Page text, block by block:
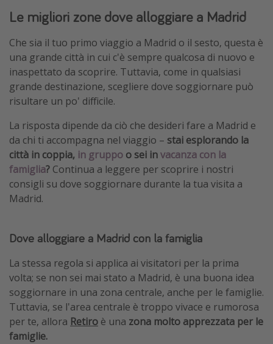
Le migliori zone dove alloggiare a Madrid
Che sia il tuo primo viaggio a Madrid o il sesto, questa è
una grande città in cui c'è sempre qualcosa di nuovo e
inaspettato da scoprire. Tuttavia, come in qualsiasi
grande destinazione, scegliere dove soggiornare può
risultare un po' difficile.
La risposta dipende da ciò che desideri fare a Madrid e
da chi ti accompagna nel viaggio – stai esplorando la
città in coppia, in gruppo o sei invacanza con la
famiglia? Continua a leggere per scoprire i nostri
consigli su dove soggiornare durante la tua visita a
Madrid.
Dove alloggiare a Madrid con la famiglia
La stessa regola si applica ai visitatori per la prima
volta; se non sei mai stato a Madrid, è una buona idea
soggiornare in una zona centrale, anche per le famiglie.
Tuttavia, se l'area centrale è troppo vivace e rumorosa
per te, allora Retiro è una zona molto apprezzata per le
famiglie.